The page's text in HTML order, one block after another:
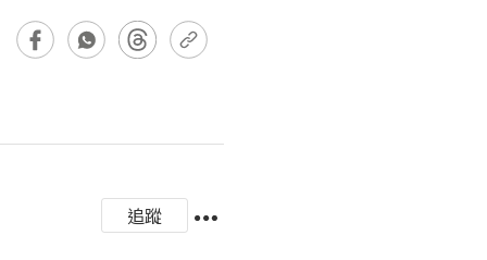
追蹤